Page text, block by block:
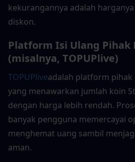
kekurangannya adalah
diskon.
Platform Isi Ulang Pihak
(misalnya, TOPUPlive)
TOPUPliveadalah platform pihak
yang menawarkan jumlah koin
dengan harga lebih rendah.
banyak pengguna memercayai
menghemat uang sambil
aman.